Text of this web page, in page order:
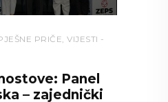
PRIČE VIJESTI
Panel
– zajednički